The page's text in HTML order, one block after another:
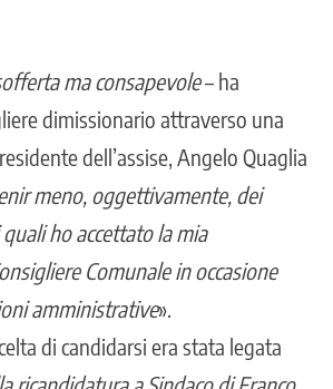
ma consapevole– ha
dimissionario attraverso una
dell’assise, Angelo Quaglia
meno, oggettivamente, dei
ho accettato la mia
Comunale in occasione
amministrative».
di candidarsi era stata legata